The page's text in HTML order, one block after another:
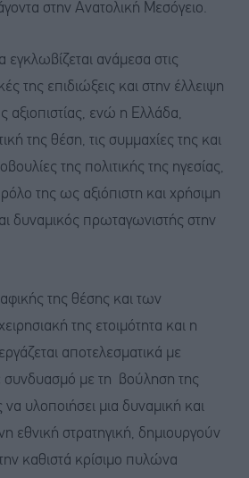
στην Ανατολική Μεσόγειο.
εγκλωβίζεται ανάμεσα στις
της επιδιώξεις και στην έλλειψη
αξιοπιστίας, ενώ η Ελλάδα,
της θέση, τις συμμαχίες της και
της πολιτικής της ηγεσίας,
της ως αξιόπιστη και χρήσιμη
δυναμικός πρωταγωνιστής στην
της θέσης και των
της ετοιμότητα και η
αποτελεσματικά με
συνδυασμό με τη βούληση της
να υλοποιήσει μια δυναμική και
εθνική στρατηγική, δημιουργούν
καθιστά κρίσιμο πυλώνα